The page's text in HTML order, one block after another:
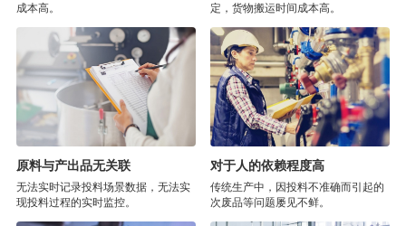
成本高。
定，货物搬运时间成本高。
原料与产出品无关联
无法实时记录投料场景数据，无法实
现投料过程的实时监控。
对于人的依赖程度高
传统生产中，因投料不准确而引起的
次废品等问题屡见不鲜。